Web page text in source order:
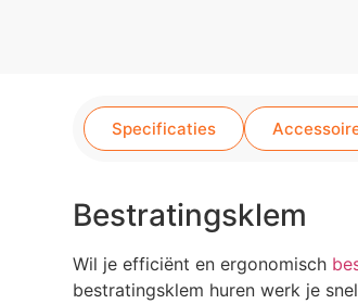
Specificaties
Bestratingsklem
Wil je efficiënt en ergonomisch
bestratingsklem huren werk je